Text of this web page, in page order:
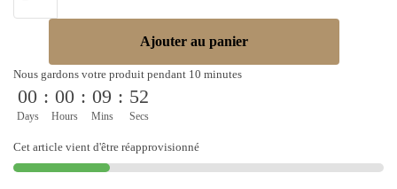
Ajouter au panier
Nous gardons votre produit pendant 10 minutes
00
Days
: 00
Hours
: 09
Mins
: 52
Secs
Cet article vient d'être réapprovisionné